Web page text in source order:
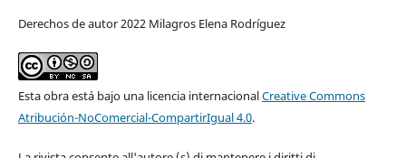
Derechos de autor 2022 Milagros Elena Rodríguez
Esta obra está bajo una licencia internacionalCreative Commons
Atribución-NoComercial-CompartirIgual 4.0.